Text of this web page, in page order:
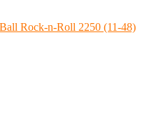
Rock-n-Roll 2250 (11-48)